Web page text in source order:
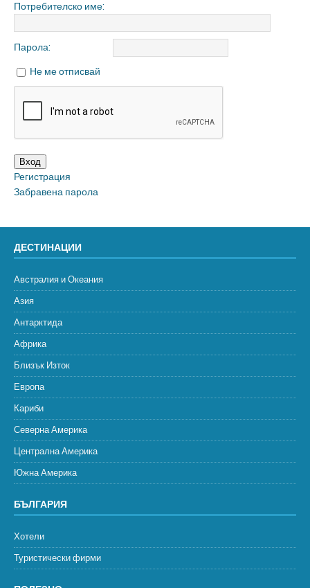
Потребителско име:
Парола:
Не ме отписвай
Вход
Регистрация
Забравена парола
ДЕСТИНАЦИИ
Австралия и Океания
Азия
Антарктида
Африка
Близък Изток
Европа
Кариби
Северна Америка
Централна Америка
Южна Америка
БЪЛГАРИЯ
Хотели
Туристически фирми